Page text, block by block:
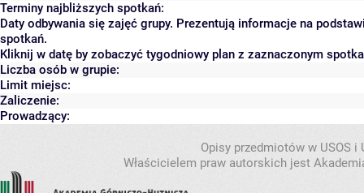
Terminy najbliższych spotkań:
Daty odbywania się zajęć grupy. Prezentują informacje na
spotkań.
Kliknij w datę by zobaczyć tygodniowy plan z zaznaczonym
Liczba osób w grupie:
Limit miejsc:
Zaliczenie:
Prowadzący:
Opisy przedmiotów w USOS
Właścicielem praw autorskich jest